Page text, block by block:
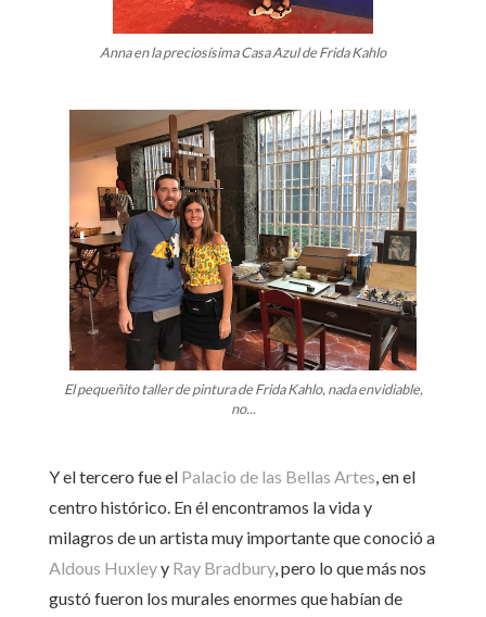
Anna en la preciosísima Casa Azul de Frida Kahlo
El pequeñito taller de pintura de Frida Kahlo, nada envidiable,
no...
Y el tercero fue el Palacio de las Bellas Artes, en el
centro histórico. En él encontramos la vida y
milagros de un artista muy importante que conoció a
Aldous Huxleyy Ray Bradbury, pero lo que más nos
gustó fueron los murales enormes que habían de